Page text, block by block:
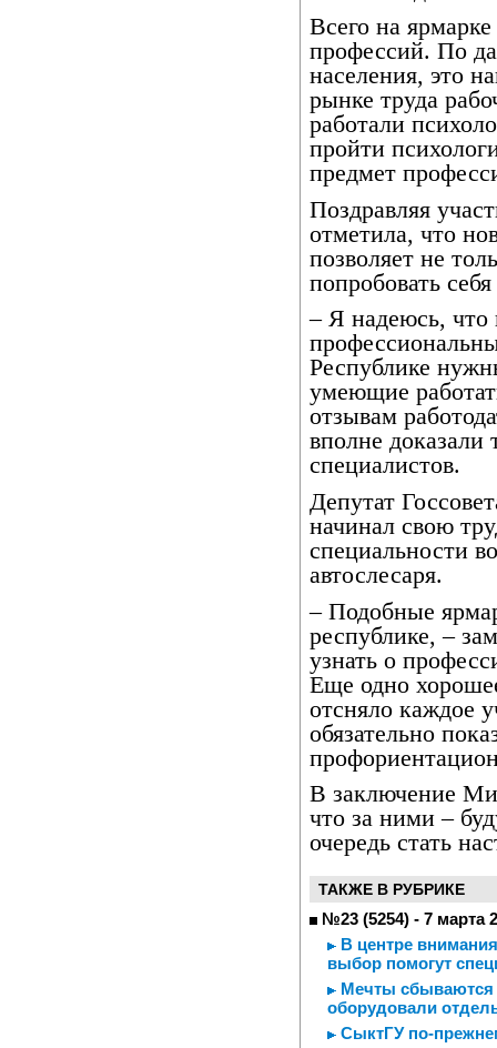
Всего на
профессий. По
населения, это
рынке труда
работали
пройти
предмет
Поздравляя
отметила, что
позволяет не
попробовать
– Я надеюсь, что
Республике
умеющие
отзывам
вполне доказали
специалистов.
Депутат
начинал свою
специальности
автослесаря.
– Подобные
республике, –
узнать о
Еще одно
отсняло каждое
обязательно
В заключение
что за ними –
очередь стать
ТАКЖЕ В РУБРИКЕ
№23 (5254) - 7 марта
В центре
выбор помогут
Мечты
оборудовали
СыктГУ по-